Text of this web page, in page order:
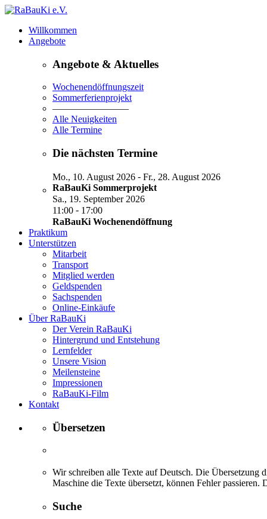
Willkommen
Angebote
Angebote & Aktuelles
Wochenendöffnungszeit
Sommerferienprojekt
————————
Alle Neuigkeiten
Alle Termine
Die nächsten Termine
Mo., 10. August 2026 - Fr., 28. August 2026
RaBauKi Sommerprojekt
Sa., 19. September 2026
11:00 - 17:00
RaBauKi Wochenendöffnung
Praktikum
Unterstützen
Mitarbeit
Transport
Mitglied werden
Geldspenden
Sachspenden
Online-Einkäufe
Über RaBauKi
Der Verein RaBauKi
Hintergrund und Entstehung
Lernfelder
Unsere Vision
Meilensteine
Impressionen
RaBauKi-Film
Kontakt
Übersetzen
Wir schreiben alle Texte auf Deutsch. Die Übersetzung
Maschine die Texte übersetzt, können Fehler passieren.
Suche